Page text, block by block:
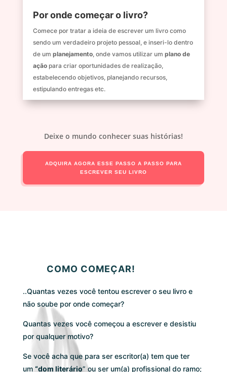
Por onde começar o livro?
Comece por tratar a ideia de escrever um livro como
sendo um verdadeiro projeto pessoal, e inseri-lo dentro
de um planejamento, onde vamos utilizar um plano de
açãopara criar oportunidades de realização,
estabelecendo objetivos, planejando recursos,
estipulando entregas etc.
Deixe o mundo conhecer suas histórias!
ADQUIRA AGORA ESSE PASSO A PASSO PARA
ESCREVER SEU LIVRO
COMO COMEÇAR!
..Quantas vezes você tentou escrever o seu livro e
não soube por onde começar?
Quantas vezes você começou a escrever e desistiu
por qualquer motivo?
Se você acha que para ser escritor(a) tem que ter
um “dom literário” ou ser um(a) profissional do ramo;